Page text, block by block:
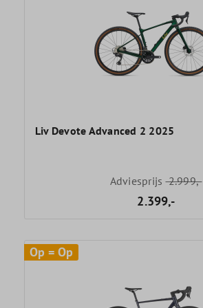
Liv Devote Advanced 2 2025
Adviesprijs2.999,-
2.399,-
Op = Op